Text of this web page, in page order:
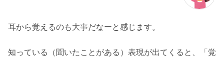
耳から覚えるのも大事だなーと感じます。
知っている（聞いたことがある）表現が出てくると、「覚